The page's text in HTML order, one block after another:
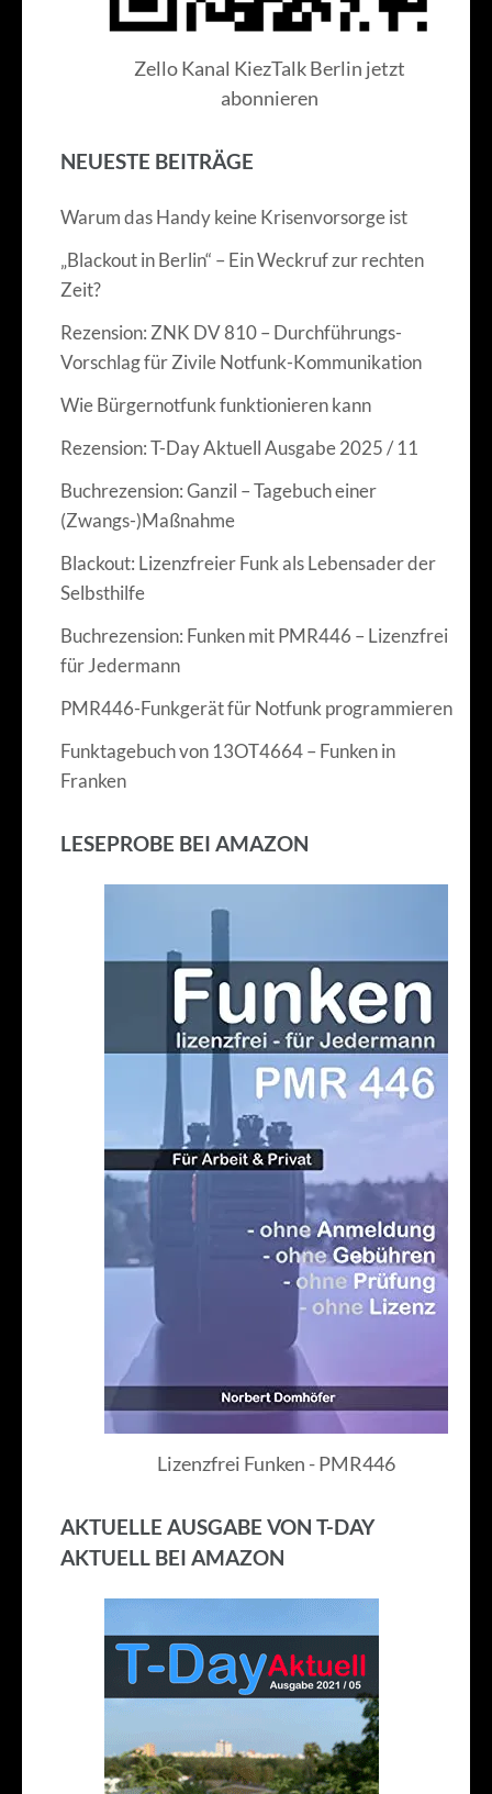
Zello Kanal KiezTalk Berlin jetzt
abonnieren
NEUESTE BEITRÄGE
Warum das Handy keine Krisenvorsorge ist
„Blackout in Berlin“ – Ein Weckruf zur rechten
Zeit?
Rezension: ZNK DV 810 – Durchführungs-
Vorschlag für Zivile Notfunk-Kommunikation
Wie Bürgernotfunk funktionieren kann
Rezension: T-Day Aktuell Ausgabe 2025 / 11
Buchrezension: Ganzil – Tagebuch einer
(Zwangs-)Maßnahme
Blackout: Lizenzfreier Funk als Lebensader der
Selbsthilfe
Buchrezension: Funken mit PMR446 – Lizenzfrei
für Jedermann
PMR446-Funkgerät für Notfunk programmieren
Funktagebuch von 13OT4664 – Funken in
Franken
LESEPROBE BEI AMAZON
Lizenzfrei Funken - PMR446
AKTUELLE AUSGABE VON T-DAY
AKTUELL BEI AMAZON